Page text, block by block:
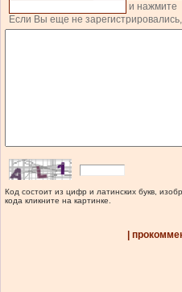
и нажмите
Если Вы еще не
Код состоит из цифр и латинских букв,
кода кликните на картинке.
|